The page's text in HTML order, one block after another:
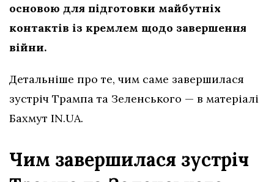
основою для підготовки майбутніх
контактів із кремлем щодо завершення
війни.
Детальніше про те, чим саме завершилася
зустріч Трампа та Зеленського — в матеріалі
Бахмут IN.UA.
Чим завершилася зустріч